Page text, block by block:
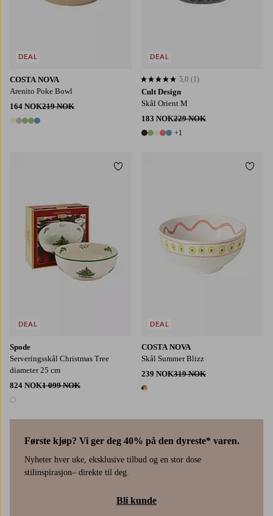
COSTA NOVA
Arenito Poke Bowl
164 NOK219 NOK
5 farger
DEAL
Cult Design
Skål Orient M
183 NOK229 NOK
6 farger
+1
5,0 basert på 1 karaktergivninger
5,0 (1)
DEAL
Spode
Serveringsskål Christmas Tree
diameter 25 cm
824 NOK1 099 NOK
1 farge
DEAL
Legg til favoritter
COSTA NOVA
Skål Summer Blizz
239 NOK319 NOK
1 farge
DEAL
Første kjøp? Vi ger deg 40% på den dyreste* varen.
Nyheter hver uke, eksklusive tilbud og en stor dose
stilinspirasjon– direkte til deg.
Bli kunde